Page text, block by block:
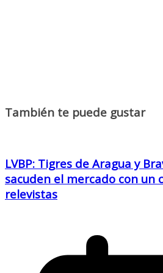
También te puede gustar
LVBP: Tigres de Aragua y
sacuden el mercado con un
relevistas